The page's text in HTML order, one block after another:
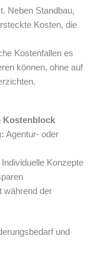
Neben Standbau,
Kosten, die
Kostenfallen es
können, ohne auf
Kostenblock
Agentur- oder
Individuelle Konzepte
während der
und